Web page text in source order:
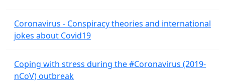
Coronavirus - Conspiracy theories and international
jokes about Covid19
Coping with stress during the #Coronavirus (2019-
nCoV) outbreak